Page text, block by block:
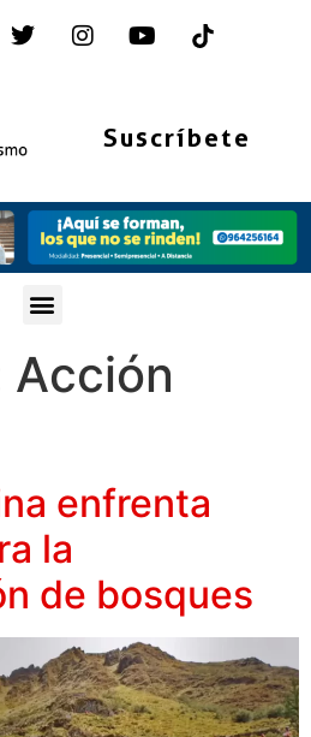
Suscríbete
Acción
enfrenta
la
de bosques